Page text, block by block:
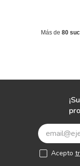
Más de 80
Acepto